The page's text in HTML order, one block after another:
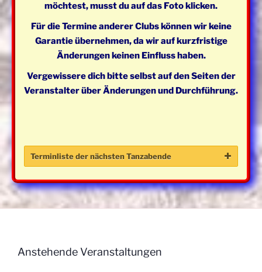
möchtest, musst du auf das Foto klicken.
Für die Termine anderer Clubs können wir keine
Garantie übernehmen, da wir auf kurzfristige
Änderungen keinen Einfluss haben.
Vergewissere dich bitte selbst auf den Seiten der
Veranstalter über Änderungen und Durchführung.
Terminliste der nächsten Tanzabende
Beginn Level
Uhr
Anstehende Veranstaltungen